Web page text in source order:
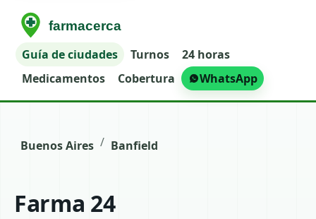
Guía de ciudades Turnos
24 horas
Medicamentos
Cobertura WhatsApp
Buenos Aires / Banfield
Farma 24